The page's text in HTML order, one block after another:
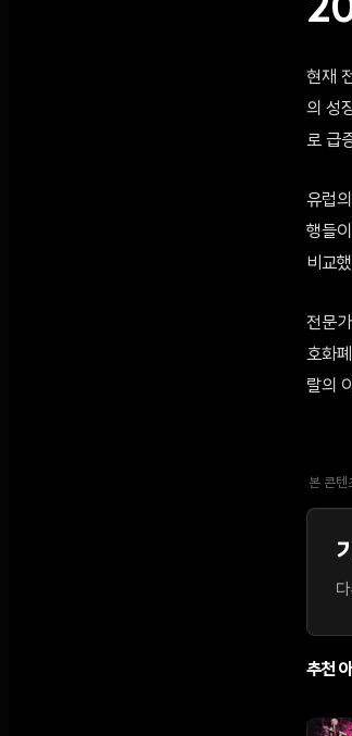
현재
의 성
로 급
유럽
행들
비교
전문
호화
랄의
본 콘텐
추천